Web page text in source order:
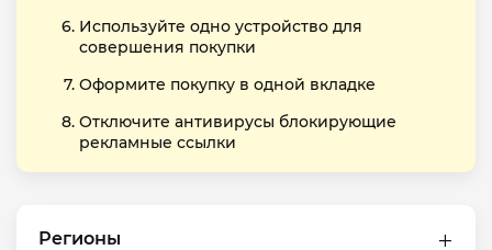
Используйте одно устройство для
совершения покупки
Оформите покупку в одной вкладке
Отключите антивирусы блокирующие
рекламные ссылки
Регионы